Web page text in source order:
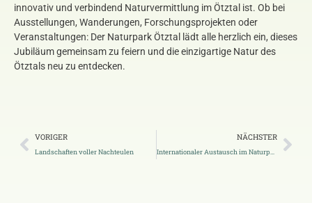
innovativ und verbindend Naturvermittlung im Ötztal ist. Ob bei
Ausstellungen, Wanderungen, Forschungsprojekten oder
Veranstaltungen: Der Naturpark Ötztal lädt alle herzlich ein, dieses
Jubiläum gemeinsam zu feiern und die einzigartige Natur des
Ötztals neu zu entdecken.
VORIGER
Landschaften voller Nachteulen
NÄCHSTER
Internationaler Austausch im Naturpark Ötscher-Tormäuer